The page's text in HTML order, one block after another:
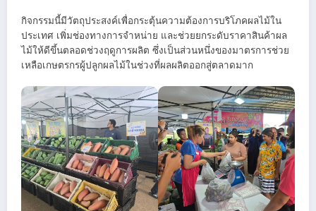
กิจกรรมนี้มีวัตถุประสงค์เพื่อกระตุ้นความต้องการบริโภคผลไม้ใน
ประเทศ เพิ่มช่องทางการจำหน่าย และช่วยยกระดับราคาสินค้าผล
ไม้ให้ดีขึ้นตลอดช่วงฤดูการผลิต ซึ่งเป็นส่วนหนึ่งของมาตรการช่วย
เหลือเกษตรกรผู้ปลูกผลไม้ในช่วงที่ผลผลิตออกสู่ตลาดมาก